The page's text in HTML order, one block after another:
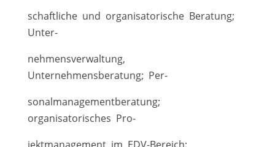
schaftliche und organisatorische Beratung;
Unter-
nehmensverwaltung,
Unternehmensberatung; Per-
sonalmanagementberatung;
organisatorisches Pro-